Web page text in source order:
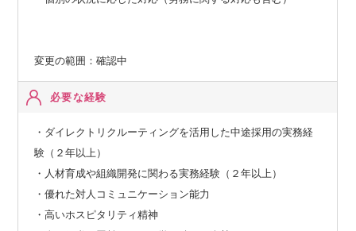
変更の範囲：確認中
必要な経験
・ダイレクトリクルーティングを活用した中途採用の実務経
験（２年以上）
・人材育成や組織開発に関わる実務経験（２年以上）
・優れた対人コミュニケーション能力
・高いホスピタリティ精神